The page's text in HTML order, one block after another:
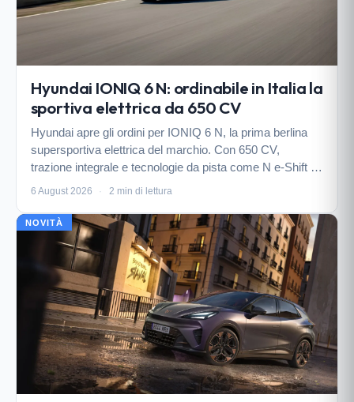
Hyundai IONIQ 6 N: ordinabile in Italia la
sportiva elettrica da 650 CV
Hyundai apre gli ordini per IONIQ 6 N, la prima berlina
supersportiva elettrica del marchio. Con 650 CV,
trazione integrale e tecnologie da pista come N e-Shift e
N Drift Optimizer, promette prestazioni entusiasmanti
6 August 2026 · 2 min di lettura
NOVITÀ